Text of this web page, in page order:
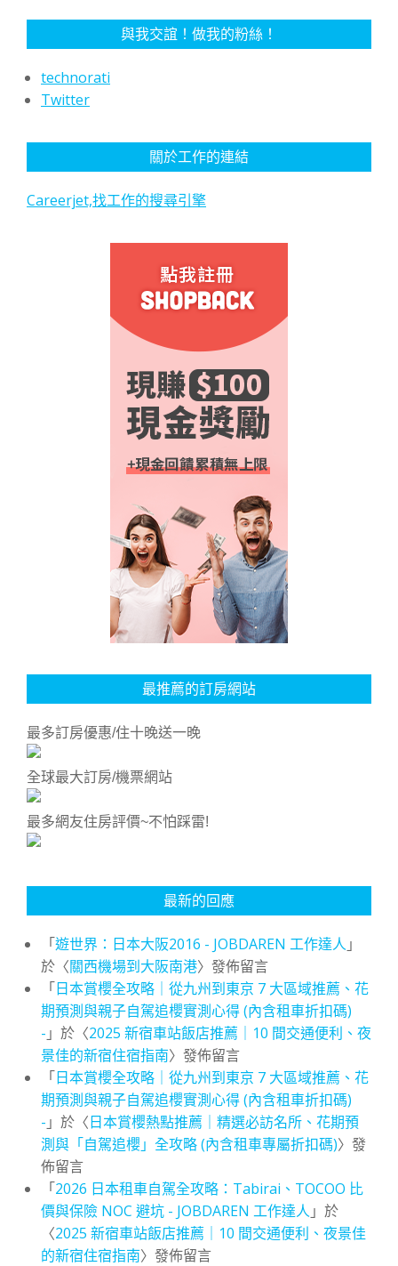
與我交誼！做我的粉絲！
technorati
Twitter
關於工作的連結
Careerjet,找工作的搜尋引擎
最推薦的訂房網站
最多訂房優惠/住十晚送一晚
全球最大訂房/機票網站
最多網友住房評價~不怕踩雷!
最新的回應
「遊世界：日本大阪2016 - JOBDAREN 工作達人 」
於〈關西機場到大阪南港〉發佈留言
「日本賞櫻全攻略｜從九州到東京 7 大區域推薦、花
期預測與親子自駕追櫻實測心得 (內含租車折扣碼)
- 」於〈2025 新宿車站飯店推薦｜10 間交通便利、夜
景佳的新宿住宿指南〉發佈留言
「日本賞櫻全攻略｜從九州到東京 7 大區域推薦、花
期預測與親子自駕追櫻實測心得 (內含租車折扣碼)
- 」於〈日本賞櫻熱點推薦｜精選必訪名所、花期預
測與「自駕追櫻」全攻略 (內含租車專屬折扣碼)〉發
佈留言
「2026 日本租車自駕全攻略：Tabirai、TOCOO 比
價與保險 NOC 避坑 - JOBDAREN 工作達人 」於
〈2025 新宿車站飯店推薦｜10 間交通便利、夜景佳
的新宿住宿指南〉發佈留言